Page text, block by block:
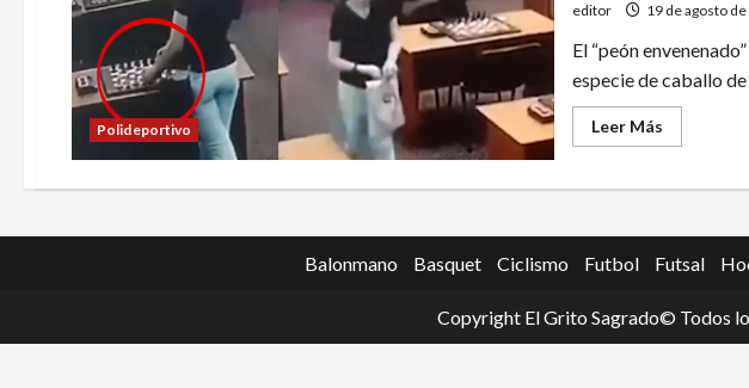
Polideportivo
editor 19 de agosto
El “peón
especie de caballo
Leer MásLeer
más
La
intentó
envenenar
a
rival
y
un
Balonmano Basquet Ciclismo Futbol Futsal
Copyright El Grito Sagrado© Todos